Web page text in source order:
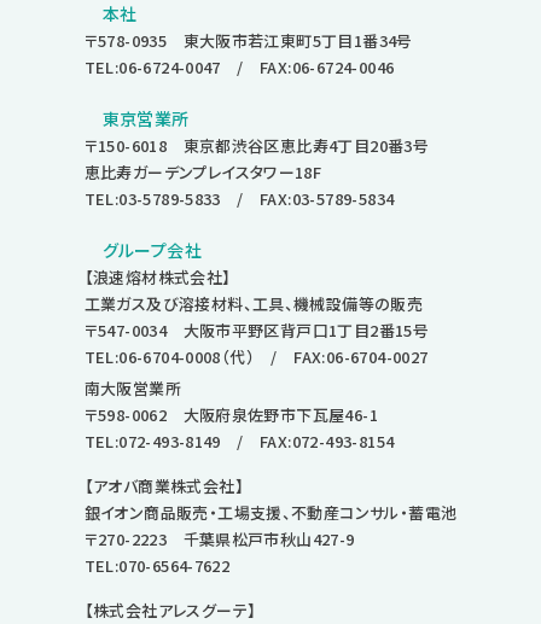
本社
〒578-0935 東大阪市若江東町5丁目1番34号
TEL:06-6724-0047 / FAX:06-6724-0046
東京営業所
〒150-6018 東京都渋谷区恵比寿4丁目20番3号
恵比寿ガーデンプレイスタワー18F
TEL:03-5789-5833 / FAX:03-5789-5834
グループ会社
【浪速熔材株式会社】
工業ガス及び溶接材料、工具、機械設備等の販売
〒547-0034 大阪市平野区背戸口1丁目2番15号
TEL:06-6704-0008 （代） / FAX:06-6704-0027
南大阪営業所
〒598-0062 大阪府泉佐野市下瓦屋46-1
TEL:072-493-8149 / FAX:072-493-8154
【アオバ商業株式会社】
銀イオン商品販売・工場支援、不動産コンサル・蓄電池
〒270-2223 千葉県松戸市秋山427-9
TEL:070-6564-7622
【株式会社アレスグーテ】